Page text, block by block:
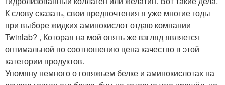
К слову сказать, свои предпочтения я уже многие годы
при выборе жидких аминокислот отдаю компании
Twinlab? , Которая на мой опять же взгляд является
оптимальной по соотношению цена качество в этой
категории продуктов.
Упомяну немного о говяжьем белке и аминокислотах на